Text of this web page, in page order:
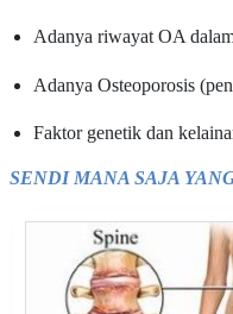
Adanya riwayat OA
Adanya Osteoporosis
Faktor genetik dan
SENDI MANA SAJA